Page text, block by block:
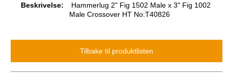
Beskrivelse:
Hammerlug 2" Fig 1502 Male x 3" Fig 1002
Male Crossover HT No:T40826